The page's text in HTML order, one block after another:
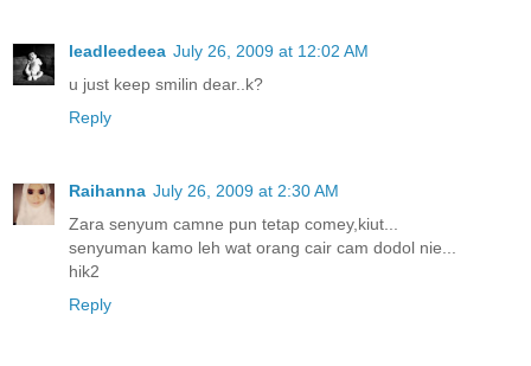
leadleedeea July 26, 2009 at 12:02 AM
u just keep smilin dear..k?
Reply
Raihanna July 26, 2009 at 2:30 AM
Zara senyum camne pun tetap comey,kiut...
senyuman kamo leh wat orang cair cam dodol nie...
hik2
Reply